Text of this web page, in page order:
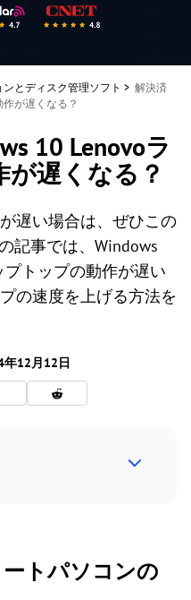
とディスク管理ソフト > 解決済
が遅くなる？
10 Lenovoラ
遅くなる？
遅い場合は、ぜひこの
記事では、Windows
トップの動作が遅い
の速度を上げる方法を
12月12日
トパソコンの